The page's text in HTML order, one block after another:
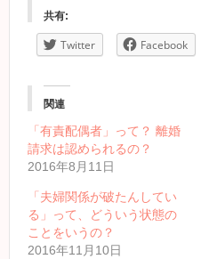
共有:
Twitter Facebook
関連
「有責配偶者」って？ 離婚
請求は認められるの？
2016年8月11日
「夫婦関係が破たんしてい
る」って、どういう状態の
ことをいうの？
2016年11月10日